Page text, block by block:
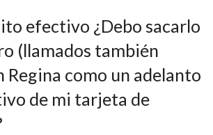
efectivo ¿Debo sacarlo
(llamados también
Regina como un adelanto
de mi tarjeta de